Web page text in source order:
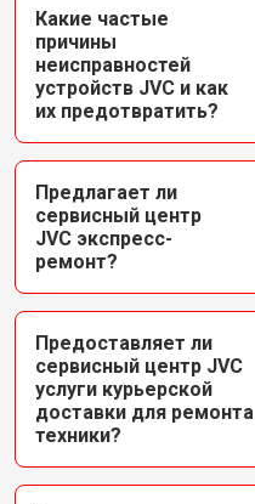
Какие частые
причины
неисправностей
устройств JVC и как
их предотвратить?
Предлагает ли
сервисный центр
JVC экспресс-
ремонт?
Предоставляет ли
сервисный центр JVC
услуги курьерской
доставки для ремонта
техники?